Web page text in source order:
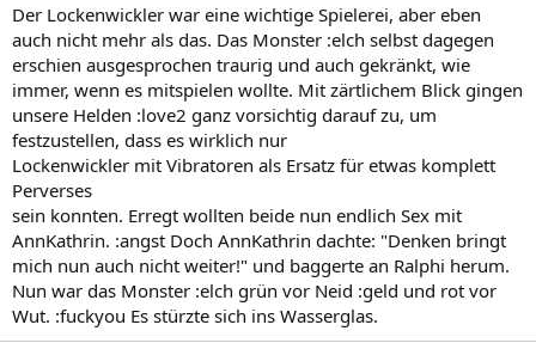
Der Lockenwickler war eine wichtige Spielerei, aber eben
auch nicht mehr als das. Das Monster :elch selbst dagegen
erschien ausgesprochen traurig und auch gekränkt, wie
immer, wenn es mitspielen wollte. Mit zärtlichem Blick gingen
unsere Helden :love2 ganz vorsichtig darauf zu, um
festzustellen, dass es wirklich nur
Lockenwickler mit Vibratoren als Ersatz für etwas komplett
Perverses
sein konnten. Erregt wollten beide nun endlich Sex mit
AnnKathrin. :angst Doch AnnKathrin dachte: "Denken bringt
mich nun auch nicht weiter!" und baggerte an Ralphi herum.
Nun war das Monster :elch grün vor Neid :geld und rot vor
Wut. :fuckyou Es stürzte sich ins Wasserglas.